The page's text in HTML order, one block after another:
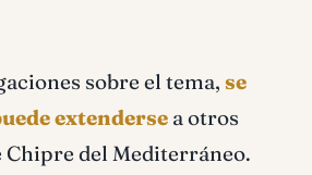
sobre el tema, se
extenderse a otros
Chipre del Mediterráneo.